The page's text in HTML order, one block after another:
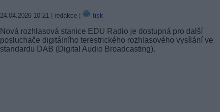
24.04.2026 10:21 | redakce | tisk
Nová rozhlasová stanice EDU Radio je dostupná pro další
posluchače digitálního terestrického rozhlasového vysílání ve
standardu DAB (Digital Audio Broadcasting).